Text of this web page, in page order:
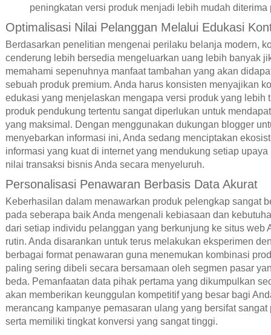
peningkatan versi produk menjadi lebih mudah diterima
Optimalisasi Nilai Pelanggan Melalui Edukasi
Berdasarkan penelitian mengenai perilaku belanja modern,
cenderung lebih bersedia mengeluarkan uang lebih banyak
memahami sepenuhnya manfaat tambahan yang akan
sebuah produk premium. Anda harus konsisten menyajikan
edukasi yang menjelaskan mengapa versi produk yang lebih
produk pendukung tertentu sangat diperlukan untuk
yang maksimal. Dengan menggunakan dukungan blogger
menyebarkan informasi ini, Anda sedang menciptakan
informasi yang kuat di internet yang mendukung setiap
nilai transaksi bisnis Anda secara menyeluruh.
Personalisasi Penawaran Berbasis Data Akurat
Keberhasilan dalam menawarkan produk pelengkap sangat
pada seberapa baik Anda mengenali kebiasaan dan
dari setiap individu pelanggan yang berkunjung ke situs web
rutin. Anda disarankan untuk terus melakukan eksperimen
berbagai format penawaran guna menemukan kombinasi
paling sering dibeli secara bersamaan oleh segmen pasar
beda. Pemanfaatan data pihak pertama yang dikumpulkan
akan memberikan keunggulan kompetitif yang besar bagi
merancang kampanye pemasaran ulang yang bersifat sangat
serta memiliki tingkat konversi yang sangat tinggi.